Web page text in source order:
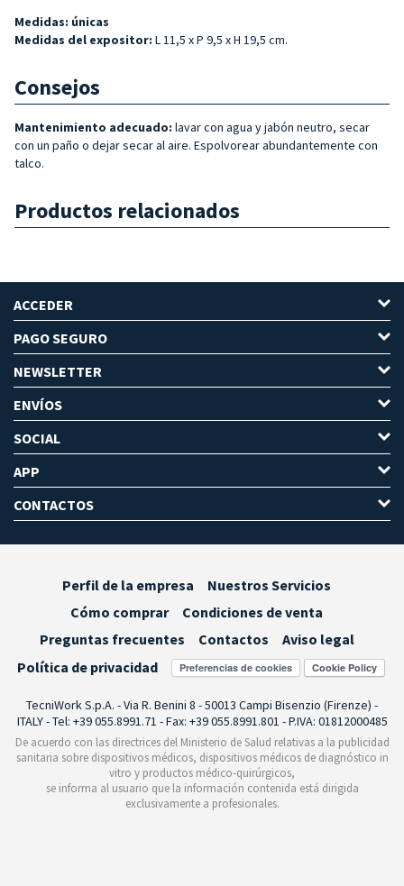
Medidas: únicas
Medidas del expositor: L 11,5 x P 9,5 x H 19,5 cm.
Consejos
Mantenimiento adecuado: lavar con agua y jabón neutro, secar
con un paño o dejar secar al aire. Espolvorear abundantemente con
talco.
Productos relacionados
ACCEDER
PAGO SEGURO
NEWSLETTER
ENVÍOS
SOCIAL
APP
CONTACTOS
Perfil de la empresa
Nuestros Servicios
Cómo comprar
Condiciones de venta
Preguntas frecuentes
Contactos
Aviso legal
Política de privacidad
Preferencias de cookies
TecniWork S.p.A. - Via R. Benini 8 - 50013 Campi Bisenzio (Firenze) -
ITALY - Tel: +39 055.8991.71 - Fax: +39 055.8991.801 - P.IVA: 01812000485
De acuerdo con las directrices del Ministerio de Salud relativas a la publicidad
sanitaria sobre dispositivos médicos, dispositivos médicos de diagnóstico in
vitro y productos médico-quirúrgicos,
se informa al usuario que la información contenida está dirigida
exclusivamente a profesionales.